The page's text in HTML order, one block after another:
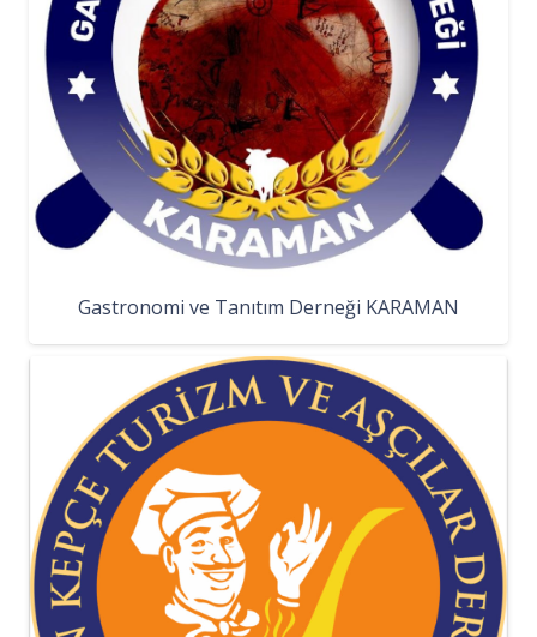
Gastronomi ve Tanıtım Derneği KARAMAN